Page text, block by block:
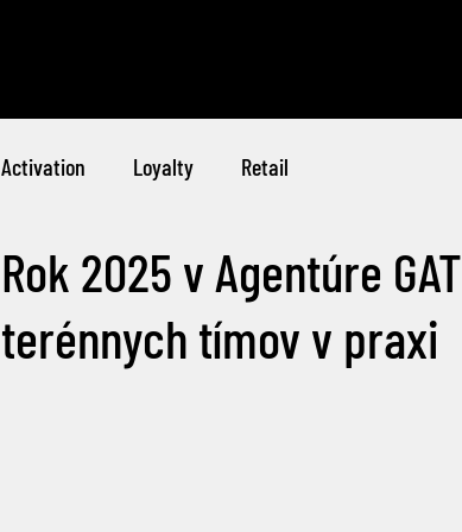
Activation Loyalty Retail
Rok 2025 v Agentúre
terénnych tímov v praxi